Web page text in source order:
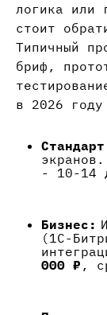
логика или
стоит
Типичный
бриф,
в 2026 году
- 10-14
Бизнес:
(1С-
000 ₽ ,